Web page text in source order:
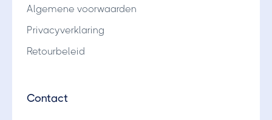
Algemene voorwaarden
Privacyverklaring
Retourbeleid
Contact